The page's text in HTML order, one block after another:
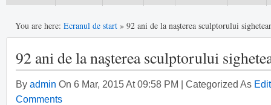
You are here: Ecranul de start » 92 ani de la naşterea sculptorului
92 ani de la naşterea sculptorului
By admin On 6 Mar, 2015 At 09:58 PM | Categorized As
Comments